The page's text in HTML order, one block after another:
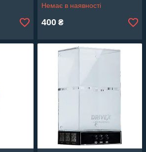
Немає в наявності
400 ₴